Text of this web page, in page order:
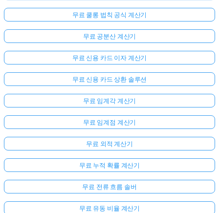
무료 쿨롱 법칙 공식 계산기
무료 공분산 계산기
무료 신용 카드 이자 계산기
무료 신용 카드 상환 솔루션
무료 임계각 계산기
무료 임계점 계산기
무료 외적 계산기
무료 누적 확률 계산기
무료 전류 흐름 솔버
무료 유동 비율 계산기